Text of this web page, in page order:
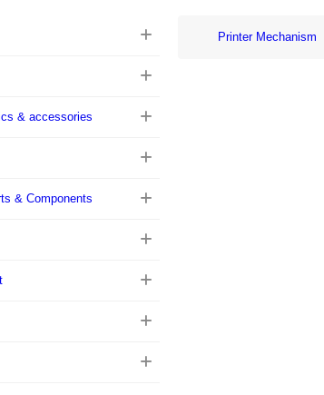
& accessories
& Components
Printer Mechanism